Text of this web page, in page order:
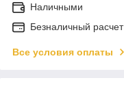
Наличными
Безналичный расчет
Все условия оплаты